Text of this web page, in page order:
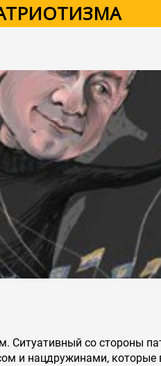
Ситуативный со стороны
и нацдружинами,